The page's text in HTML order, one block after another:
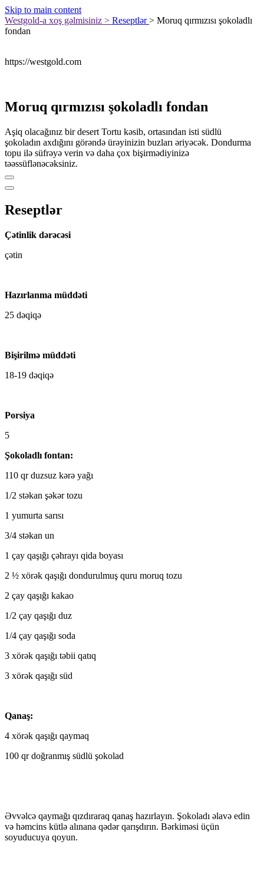
Skip to main content
Westgold-a xoş gəlmisiniz > Reseptlər > Moruq qırmızısı şokoladlı
fondan
https://westgold.com
Moruq qırmızısı şokoladlı fondan
Aşiq olacağınız bir desert Tortu kəsib, ortasından isti südlü
şokoladın axdığını görəndə ürəyinizin buzları əriyəcək. Dondurma
topu ilə süfrəyə verin və daha çox bişirmədiyinizə
təəssüflənəcəksiniz.
Reseptlər
Çətinlik dərəcəsi
çətin
Hazırlanma müddəti
25 dəqiqə
Bişirilmə müddəti
18-19 dəqiqə
Porsiya
5
Şokoladlı fontan:
110 qr duzsuz kərə yağı
1/2 stəkan şəkər tozu
1 yumurta sarısı
3/4 stəkan un
1 çay qaşığı çəhrayı qida boyası
2 ½ xörək qaşığı dondurulmuş quru moruq tozu
2 çay qaşığı kakao
1/2 çay qaşığı duz
1/4 çay qaşığı soda
3 xörək qaşığı təbii qatıq
3 xörək qaşığı süd
Qanaş:
4 xörək qaşığı qaymaq
100 qr doğranmış südlü şokolad
Əvvəlcə qaymağı qızdıraraq qanaş hazırlayın. Şokoladı əlavə edin
və həmcins kütlə alınana qədər qarışdırın. Bərkiməsi üçün
soyuducuya qoyun.